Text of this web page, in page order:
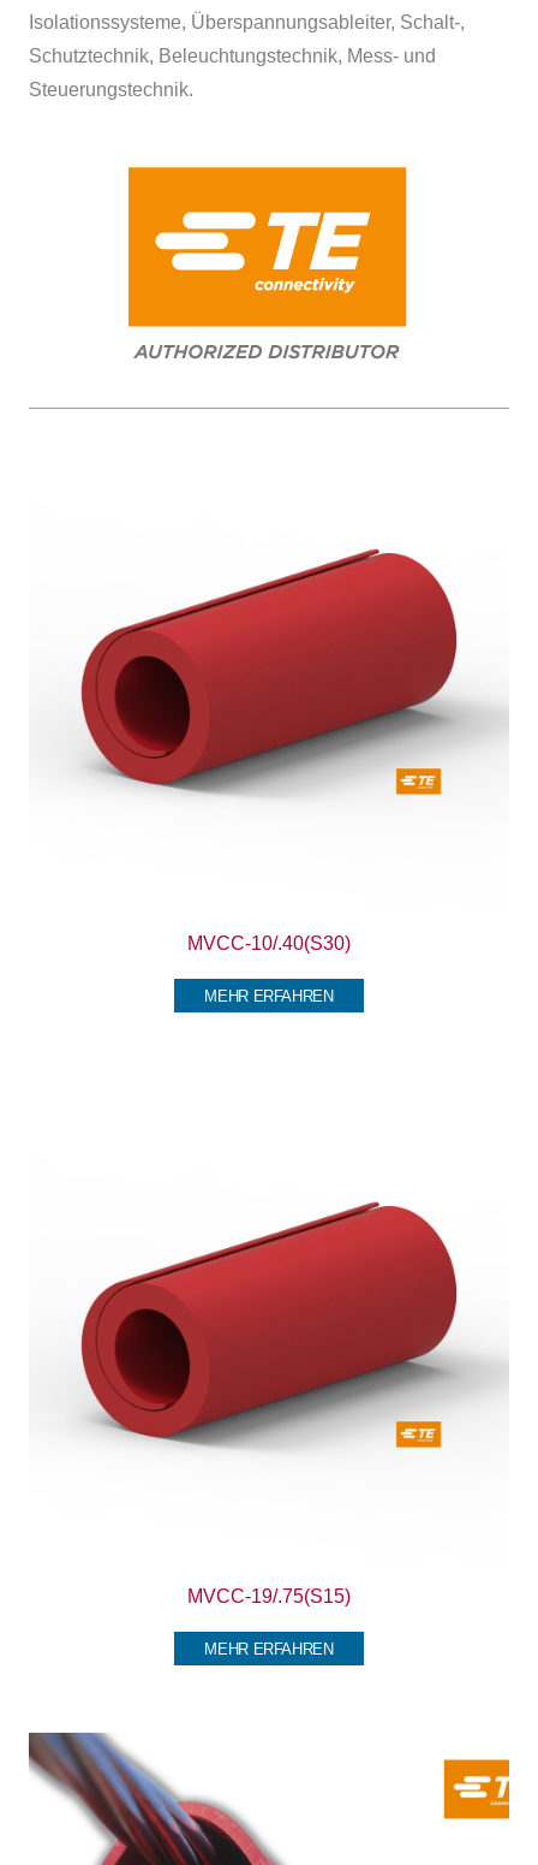
Isolationssysteme, Überspannungsableiter, Schalt-,
Schutztechnik, Beleuchtungstechnik, Mess- und
Steuerungstechnik.
MVCC-10/.40(S30)
MEHR ERFAHREN
MVCC-19/.75(S15)
MEHR ERFAHREN